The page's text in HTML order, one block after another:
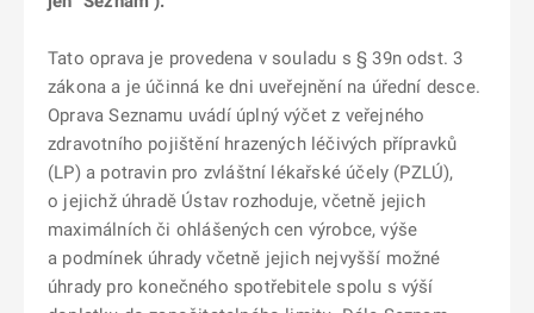
Tato oprava je provedena v souladu s § 39n odst. 3
zákona a je účinná ke dni uveřejnění na úřední desce.
Oprava Seznamu uvádí úplný výčet z veřejného
zdravotního pojištění hrazených léčivých přípravků
(LP) a potravin pro zvláštní lékařské účely (PZLÚ),
o jejichž úhradě Ústav rozhoduje, včetně jejich
maximálních či ohlášených cen výrobce, výše
a podmínek úhrady včetně jejich nejvyšší možné
úhrady pro konečného spotřebitele spolu s výší